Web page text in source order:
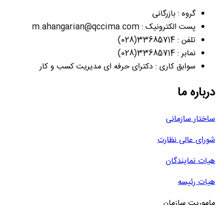
گروه : بازرگانی
پست الکترونیک : m.ahangarian@qccima.com
تلفن : 33685714(028)
نمابر : 33685714(028)
سوابق کاری : دکترای حرفه ای مدیریت کسب و کار
درباره ما
ساختار سازمانی
شورای عالی نظارت
هیات نمایندگان
هیات رئیسه